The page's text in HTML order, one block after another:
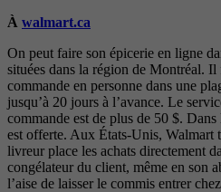
À walmart.ca
On peut faire son épicerie en ligne
situées dans la région de Montréal. Il
commande en personne dans une
jusqu’à 20 jours à l’avance. Le
commande est de plus de 50 $.
est offerte. Aux États-Unis, Walmart
livreur place les achats directement
congélateur du client, même en son
l’aise de laisser le commis entrer